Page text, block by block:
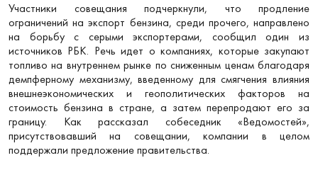
Участники совещания подчеркнули, что продление
ограничений на экспорт бензина, среди прочего, направлено
на борьбу с серыми экспортерами, сообщил один из
источников РБК. Речь идет о компаниях, которые закупают
топливо на внутреннем рынке по сниженным ценам благодаря
демпферному механизму, введенному для смягчения влияния
внешнеэкономических и геополитических факторов на
стоимость бензина в стране, а затем перепродают его за
границу. Как рассказал собеседник «Ведомостей»,
присутствовавший на совещании, компании в целом
поддержали предложение правительства.